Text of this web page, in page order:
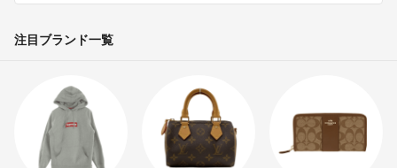
注目ブランド一覧